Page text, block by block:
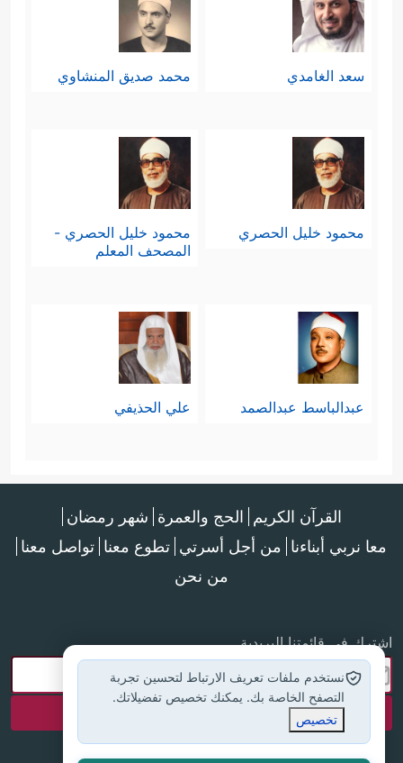
سعد الغامدي محمد صديق المنشاوي
محمود خليل الحصري
محمود خليل الحصري -
المصحف المعلم
عبدالباسط عبدالصمد علي الحذيفي
القرآن الكريم الحج والعمرة شهر رمضان
معا نربي أبناءنا من أجل أسرتي تطوع معنا تواصل معنا
من نحن
اشترك في قائمتنا البريدية
نستخدم ملفات تعريف الارتباط لتحسين تجربة
التصفح الخاصة بك. يمكنك تخصيص تفضيلاتك.
تخصيص